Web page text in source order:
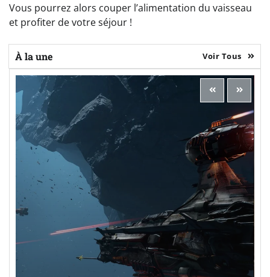
Vous pourrez alors couper l’alimentation du vaisseau
et profiter de votre séjour !
À la une Voir Tous